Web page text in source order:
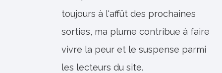
toujours à l'affût des prochaines
sorties, ma plume contribue à faire
vivre la peur et le suspense parmi
les lecteurs du site.